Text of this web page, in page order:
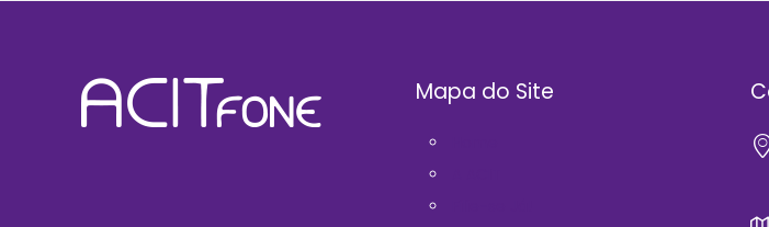
Mapa do Site